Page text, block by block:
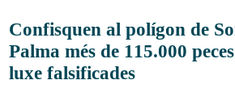
Confisquen al polígon de
Palma més de 115.000
luxe falsificades